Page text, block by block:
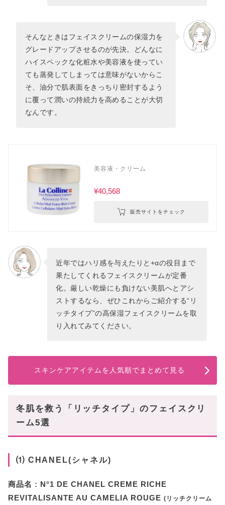
そんなときはフェイスクリームの保湿力を
グレードアップさせるのが先決。どんなに
ハイスペックな化粧水や美容液を使ってい
ても蒸発してしまっては意味がないからこ
そ、油分で肌表面をきっちり密封するよう
に覆って潤いの持続力を高めることが大切
なんです。
美容液・クリーム
¥40,568
販売サイトをチェック
近年ではハリ感を与えたりと+αの役目まで
果たしてくれるフェイスクリームが定番
化。厳しい乾燥にも負けない美肌へとアシ
ストするなら、ぜひこれからご紹介する“リ
ッチタイプ”の高保湿フェイスクリームを取
り入れてみてください。
スキンケアアイテムを人気順でまとめて見る
冬肌を救う「リッチタイプ」のフェイスクリ
ーム5選
⑴ CHANEL(シャネル)
商品名 : N°1 DE CHANEL CREME RICHE
REVITALISANTE AU CAMELIA ROUGE (リッチクリーム